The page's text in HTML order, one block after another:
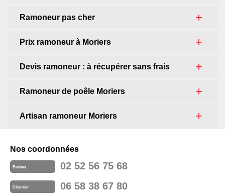
Ramoneur pas cher
Prix ramoneur à Moriers
Devis ramoneur : à récupérer sans frais
Ramoneur de poêle Moriers
Artisan ramoneur Moriers
Nos coordonnées
Bureau 02 52 56 75 68
Chantier 06 58 38 67 80